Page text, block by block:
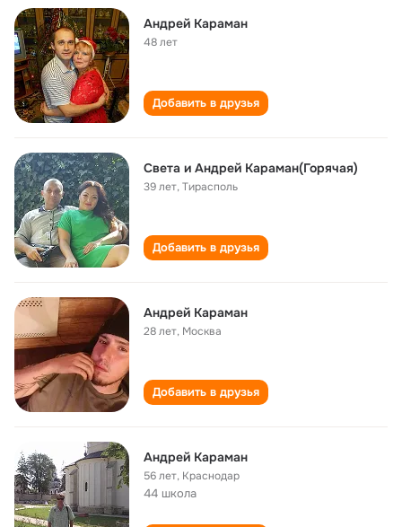
Андрей Караман
48 лет
Добавить в друзья
Света и Андрей Караман(Горячая)
39 лет,Тирасполь
Добавить в друзья
Андрей Караман
28 лет, Москва
Добавить в друзья
Андрей Караман
56 лет, Краснодар
44 школа